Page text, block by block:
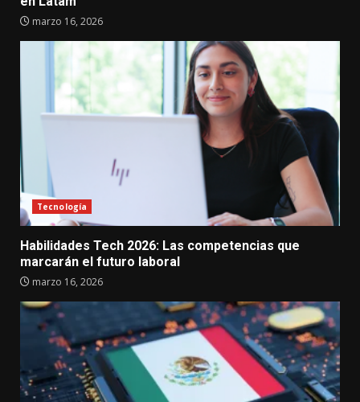
marzo 16, 2026
Tecnología
Habilidades Tech 2026: Las competencias que
marcarán el futuro laboral
marzo 16, 2026